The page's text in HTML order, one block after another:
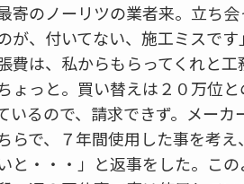
寄のノーリツの業者来。立ち
が、付いてない、施工ミスで
費は、私からもらってくれと
ょっと。買い替えは２０万位
いるので、請求できず。メー
らで、７年間使用した事を考
と・・・」と返事をした。こ